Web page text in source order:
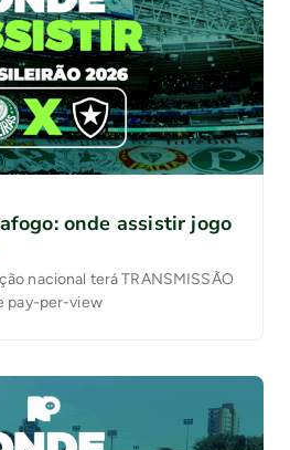
onde assistir jogo
nacional terá TRANSMISSÃO
pay-per-view